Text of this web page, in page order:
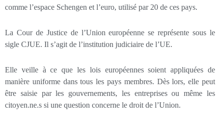
comme l’espace Schengen et l’euro, utilisé par 20 de ces pays.
La Cour de Justice de l’Union européenne se représente sous le
sigle CJUE. Il s’agit de l’institution judiciaire de l’UE.
Elle veille à ce que les lois européennes soient appliquées de
manière uniforme dans tous les pays membres. Dès lors, elle peut
être saisie par les gouvernements, les entreprises ou même les
citoyen.ne.s si une question concerne le droit de l’Union.